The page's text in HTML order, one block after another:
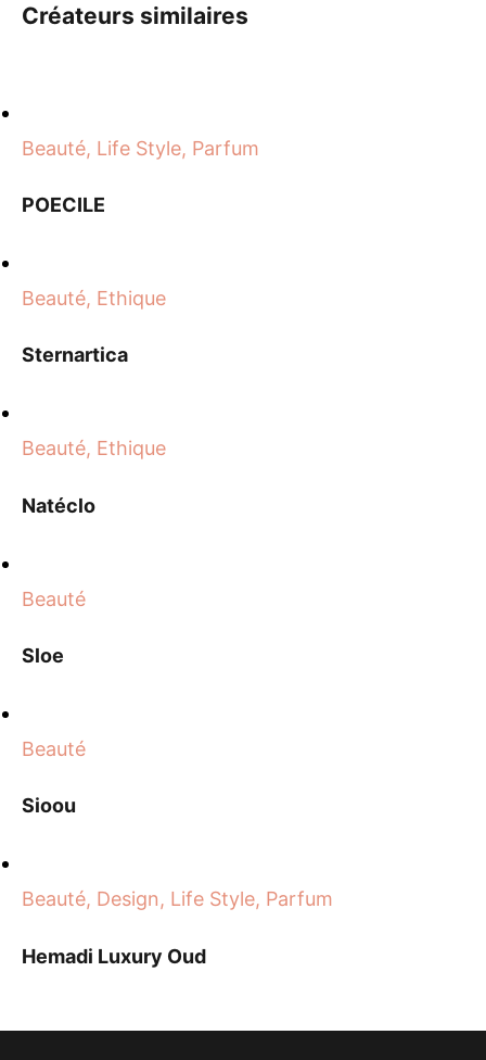
Créateurs similaires
Beauté, Life Style, Parfum
POECILE
Beauté, Ethique
Sternartica
Beauté, Ethique
Natéclo
Beauté
Sloe
Beauté
Sioou
Beauté, Design, Life Style, Parfum
Hemadi Luxury Oud